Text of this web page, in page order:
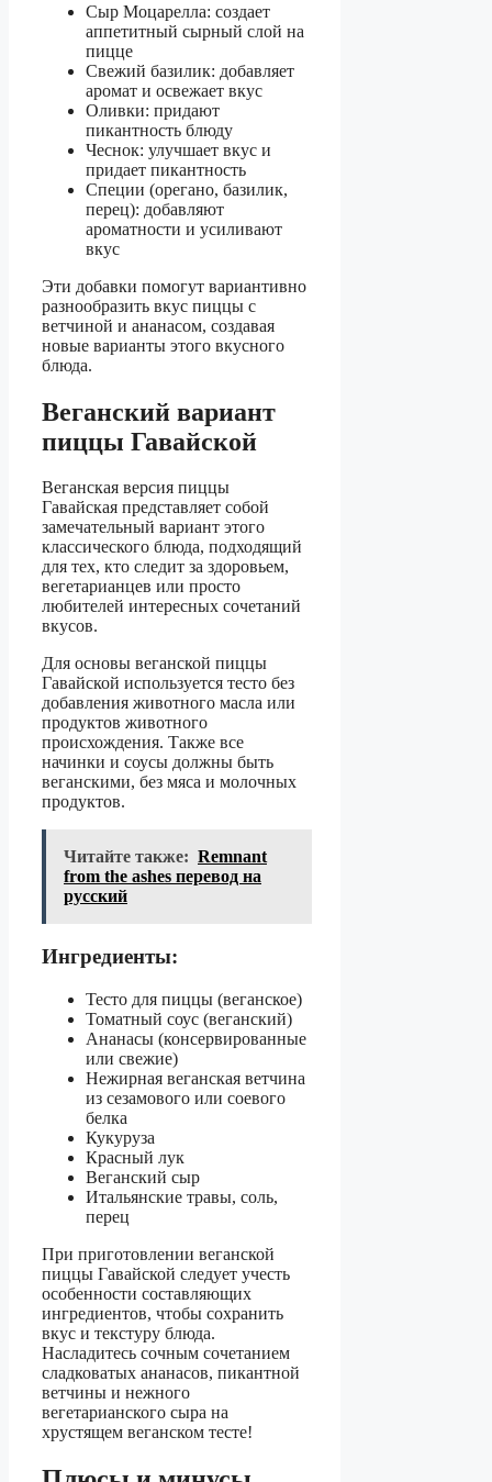
Сыр Моцарелла: создает
аппетитный сырный слой на
пицце
Свежий базилик: добавляет
аромат и освежает вкус
Оливки: придают
пикантность блюду
Чеснок: улучшает вкус и
придает пикантность
Специи (орегано, базилик,
перец): добавляют
ароматности и усиливают
вкус
Эти добавки помогут вариантивно
разнообразить вкус пиццы с
ветчиной и ананасом, создавая
новые варианты этого вкусного
блюда.
Веганский вариант
пиццы Гавайской
Веганская версия пиццы
Гавайская представляет собой
замечательный вариант этого
классического блюда, подходящий
для тех, кто следит за здоровьем,
вегетарианцев или просто
любителей интересных сочетаний
вкусов.
Для основы веганской пиццы
Гавайской используется тесто без
добавления животного масла или
продуктов животного
происхождения. Также все
начинки и соусы должны быть
веганскими, без мяса и молочных
продуктов.
Читайте также: Remnant
from the ashes перевод на
русский
Ингредиенты:
Тесто для пиццы (веганское)
Томатный соус (веганский)
Ананасы (консервированные
или свежие)
Нежирная веганская ветчина
из сезамового или соевого
белка
Кукуруза
Красный лук
Веганский сыр
Итальянские травы, соль,
перец
При приготовлении веганской
пиццы Гавайской следует учесть
особенности составляющих
ингредиентов, чтобы сохранить
вкус и текстуру блюда.
Насладитесь сочным сочетанием
сладковатых ананасов, пикантной
ветчины и нежного
вегетарианского сыра на
хрустящем веганском тесте!